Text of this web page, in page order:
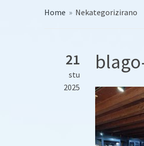
Home » Nekategorizirano
21
stu
2025